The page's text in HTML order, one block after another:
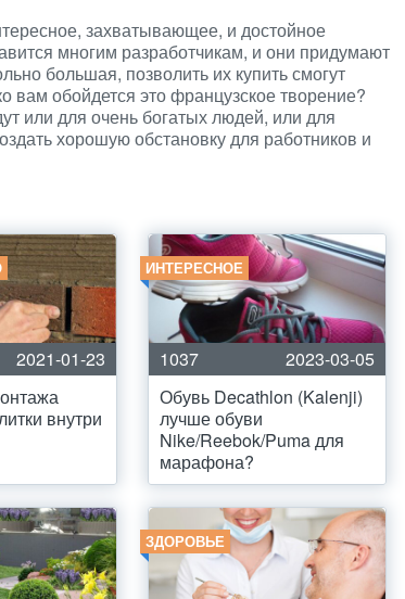
захватывающее, и достойное
многим разработчикам, и они придумают
большая, позволить их купить смогут
вам обойдется это французское творение?
или для очень богатых людей, или для
хорошую обстановку для работников и
2021-01-23
внутри
ИНТЕРЕСНОЕ
1037
2023-03-05
Обувь Decathlon (Kalenji)
лучше обуви
Nike/Reebok/Puma для
марафона?
ЗДОРОВЬЕ